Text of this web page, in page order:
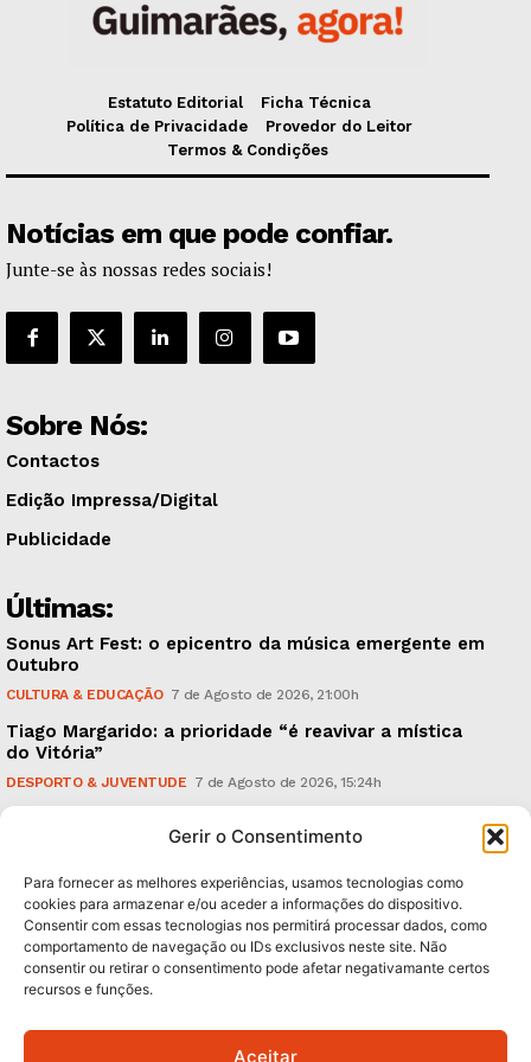
Gerir o Consentimento
Para fornecer as melhores experiências, usamos tecnologias como
cookies para armazenar e/ou aceder a informações do dispositivo.
Consentir com essas tecnologias nos permitirá processar dados, como
comportamento de navegação ou IDs exclusivos neste site. Não
consentir ou retirar o consentimento pode afetar negativamante certos
recursos e funções.
Aceitar
Estatuto Editorial
Ficha Técnica
Política de Privacidade
Provedor do Leitor
Termos & Condições
Notícias em que pode confiar.
Junte-se às nossas redes sociais!
Sobre Nós:
Contactos
Edição Impressa/Digital
Publicidade
Últimas:
Sonus Art Fest: o epicentro da música emergente em
Outubro
CULTURA & EDUCAÇÃO 7 de Agosto de 2026, 21:00h
Tiago Margarido: a prioridade “é reavivar a mística
do Vitória”
DESPORTO & JUVENTUDE 7 de Agosto de 2026, 15:24h
caudais e antecipa situações de risco
Subscreva Newsletter: